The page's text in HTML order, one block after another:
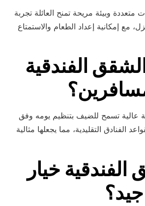
وبيئة مريحة تمنح العائلة تجربة
مع إمكانية إعداد الطعام والاستمتاع
الفندقية
عالية تسمح للضيف بتنظيم يومه وفق
الفنادق التقليدية، مما يجعلها مثالية
خيار